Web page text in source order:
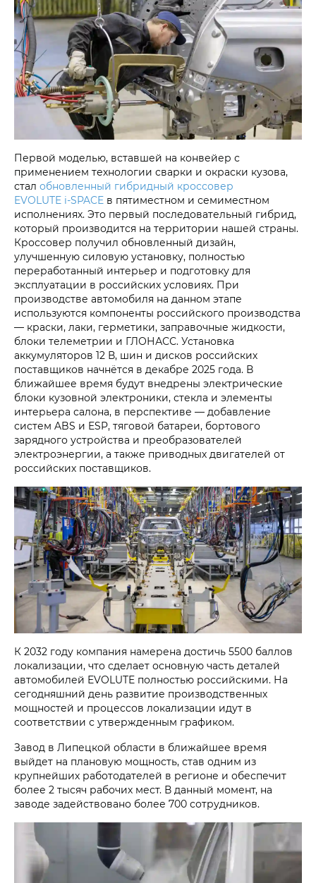
Первой моделью, вставшей на конвейер с
применением технологии сварки и окраски кузова,
стал обновленный гибридный кроссовер
EVOLUTE i‑SPACE в пятиместном и семиместном
исполнениях. Это первый последовательный гибрид,
который производится на территории нашей страны.
Кроссовер получил обновленный дизайн,
улучшенную силовую установку, полностью
переработанный интерьер и подготовку для
эксплуатации в российских условиях. При
производстве автомобиля на данном этапе
используются компоненты российского производства
— краски, лаки, герметики, заправочные жидкости,
блоки телеметрии и ГЛОНАСС. Установка
аккумуляторов 12 В, шин и дисков российских
поставщиков начнётся в декабре 2025 года. В
ближайшее время будут внедрены электрические
блоки кузовной электроники, стекла и элементы
интерьера салона, в перспективе — добавление
систем ABS и ESP, тяговой батареи, бортового
зарядного устройства и преобразователей
электроэнергии, а также приводных двигателей от
российских поставщиков.
К 2032 году компания намерена достичь 5500 баллов
локализации, что сделает основную часть деталей
автомобилей EVOLUTE полностью российскими. На
сегодняшний день развитие производственных
мощностей и процессов локализации идут в
соответствии с утвержденным графиком.
Завод в Липецкой области в ближайшее время
выйдет на плановую мощность, став одним из
крупнейших работодателей в регионе и обеспечит
более 2 тысяч рабочих мест. В данный момент, на
заводе задействовано более 700 сотрудников.